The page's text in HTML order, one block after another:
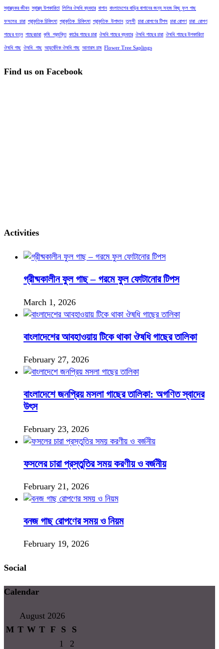
স্বাস্থ্যকর জীবন স্বাস্থ্য উপকারিতা লিলির ঔষধি ব্যবহার বাগান বাংলাদেশের বাড়ির বাগানের জন্য সহজ কিছু ফুল গাছ
ফসলের_চারা প্রাকৃতিক চিকিৎসা প্রাকৃতিক_চিকিৎসা প্রাকৃতিক_উপাদান তুলসী চারা রোপণের টিপস চারা রোপণ চারা_রোপণ
গাছের যত্ন গাছেরচারা কৃষি_প্রযুক্তি কাঠের গাছের চারা ঔষধি গাছের ব্যবহার ঔষধি গাছের চারা ঔষধি গাছের উপকারিতা
ঔষধি গাছ ঔষধি_গাছ আয়ুর্বেদিক ঔষধি গাছ আনারস চাষ Flower Tree Saplings
Find us on Facebook
Activities
গ্রীষ্মকালীন ফুল গাছ – গরমে ফুল ফোটানোর টিপস
March 1, 2026
বাংলাদেশের আবহাওয়ায় টিকে থাকা ঔষধি গাছের তালিকা
February 27, 2026
বাংলাদেশে জনপ্রিয় মসলা গাছের তালিকা: অগণিত স্বাদের
উৎস
February 23, 2026
ফসলের চারা প্রস্তুতির সময় করণীয় ও বর্জনীয়
February 21, 2026
বনজ গাছ রোপণের সময় ও নিয়ম
February 19, 2026
Social
Calendar
August 2026
M T W T F S
S
1
2